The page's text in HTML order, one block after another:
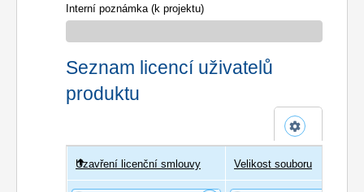
Interní poznámka (k projektu)
Seznam licencí uživatelů
produktu
Uživatel
Uzavření licenční smlouvy Velikost souboru